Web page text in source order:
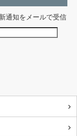
通知をメールで受信